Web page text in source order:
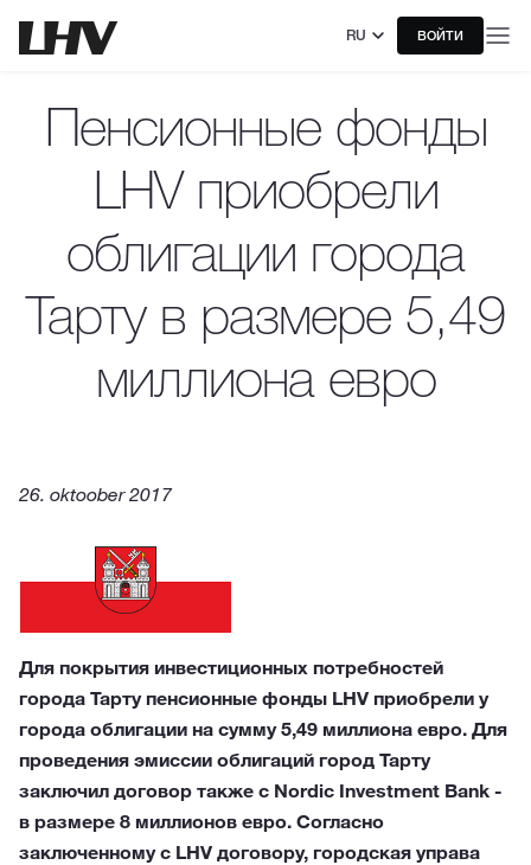
RU ВОЙТИ
Пенсионные фонды
LHV приобрели
облигации города
Тарту в размере 5,49
миллиона евро
26. oktoober 2017
Для покрытия инвестиционных потребностей
города Тарту пенсионные фонды LHV приобрели у
города облигации на сумму 5,49 миллиона евро. Для
проведения эмиссии облигаций город Тарту
заключил договор также с Nordic Investment Bank -
в размере 8 миллионов евро. Согласно
заключенному с LHV договору, городская управа